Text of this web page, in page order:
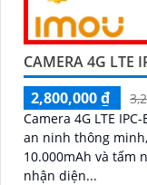
CAMERA 4G LTE
2,800,000 ₫
Camera 4G LTE
an ninh thông
10.000mAh và tấm năng
nhận diện...